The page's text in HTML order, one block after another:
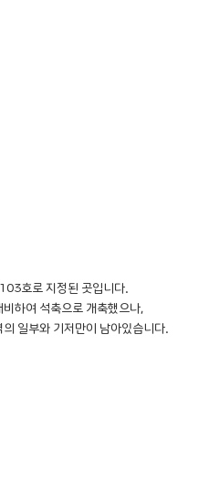
호로 지정된 곳입니다.
하여 석축으로 개축했으나,
일부와 기저만이 남아있습니다.